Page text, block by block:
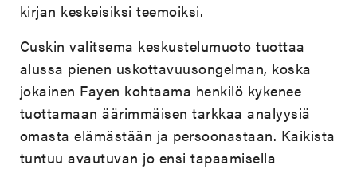
kirjan keskeisiksi teemoiksi.
Cuskin valitsema keskustelumuoto tuottaa
alussa pienen uskottavuusongelman, koska
jokainen Fayen kohtaama henkilö kykenee
tuottamaan äärimmäisen tarkkaa analyysiä
omasta elämästään ja persoonastaan. Kaikista
tuntuu avautuvan jo ensi tapaamisella